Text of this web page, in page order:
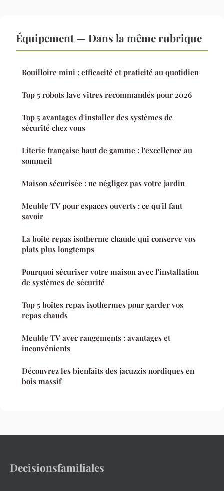
Équipement — Dans la même rubrique
Bouilloire mini : efficacité et praticité au quotidien
Top 5 robots lave vitres recommandés pour 2026
Top 5 avantages d'installer des systèmes de
sécurité chez vous
Literie française haut de gamme : l'excellence au
sommeil
Maison sécurisée : ne négligez pas votre jardin
Meuble TV pour espaces ouverts : ce qu'il faut
savoir
La boîte repas isotherme chaude qui conserve vos
plats plus longtemps
Pourquoi sécuriser votre maison avec l'installation
de systèmes de sécurité
Top 5 boîtes repas isothermes pour garder vos
repas chauds
Meuble TV avec rangements : avantages et
inconvénients
Découvrez les bienfaits des jacuzzis nordiques en
bois massif
Decisionsfamiliales